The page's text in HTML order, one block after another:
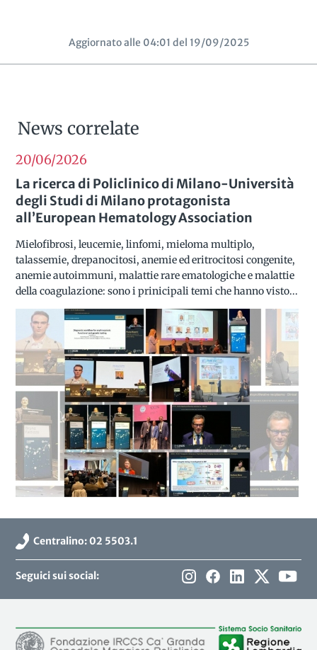
Aggiornato alle 04:01 del 19/09/2025
News correlate
20/062026
La ricerca di Policlinico di Milano-Università
degli Studi di Milano protagonista
all’European Hematology Association
Mielofibrosi, leucemie, linfomi, mieloma multiplo,
talassemie, drepanocitosi, anemie ed eritrocitosi congenite,
anemie autoimmuni, malattie rare ematologiche e malattie
della coagulazione: sono i prinicipali temi che hanno visto...
Centralino: 02 5503.1
Seguici sui social: